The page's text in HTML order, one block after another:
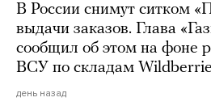
В России снимут ситком
выдачи заказов. Глава
сообщил об этом на фоне
ВСУ по складам
день назад